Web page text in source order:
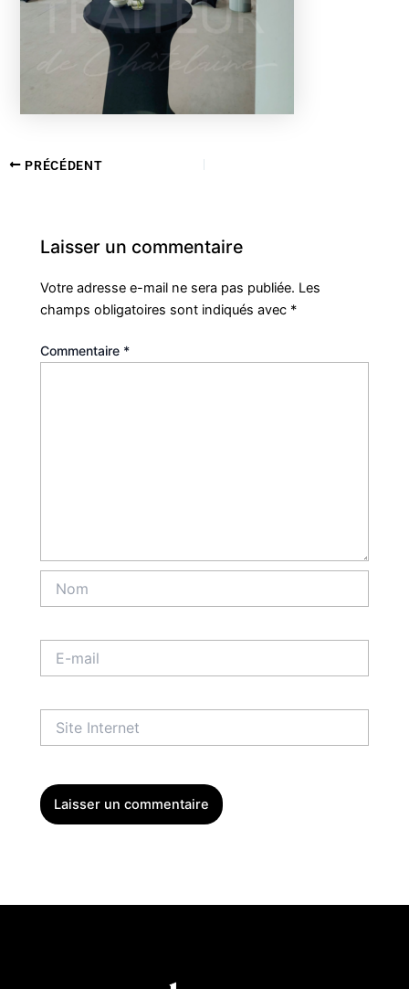
PRÉCÉDENT
Laisser un commentaire
Votre adresse e-mail ne sera pas publiée. Les
champs obligatoires sont indiqués avec *
Commentaire *
mail
Internet